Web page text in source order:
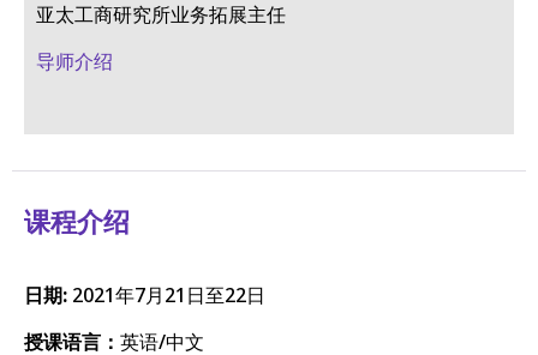
亚太工商研究所业务拓展主任
导师介绍
课程介绍
日期: 2021年7月21日至22日
授课语言： 英语/中文